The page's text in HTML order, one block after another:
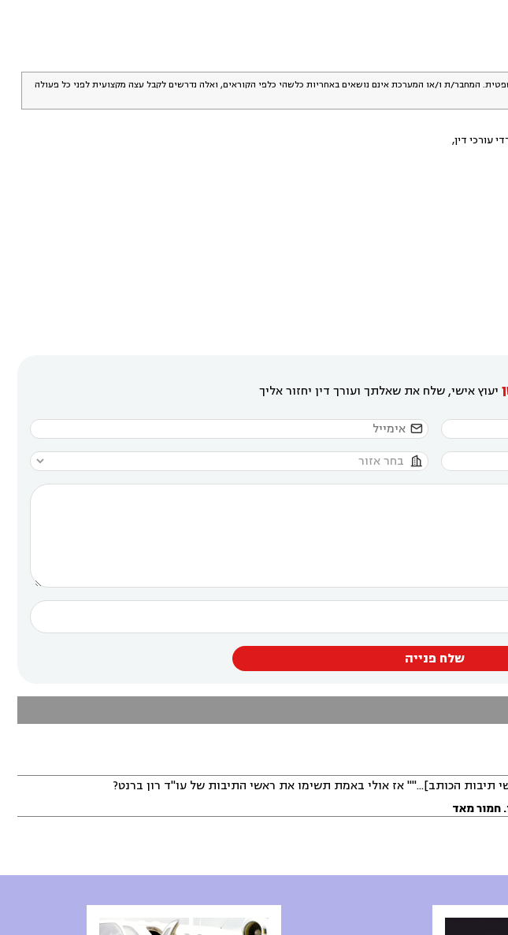
המחבר/ת ו/או המערכת אינם נושאים באחריות כלשהי כלפי הקוראים, ואלה נדרשים לקבל עצה מקצועית לפני כל פעולה
עורכי דין,
יעוץ אישי, שלח את שאלתך ועורך דין יחזור אליך


שלח פנייה
תיבות הכותב]..."" אז אולי באמת תשימו את ראשי התיבות של עו"ד רון ברנט?
חמור מאד